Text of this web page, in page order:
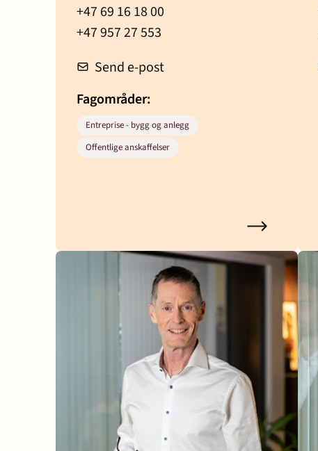
+47 69 16 18 00
+47 957 27 553
Send e-post
Fagområder:
Entreprise - bygg og anlegg
Offentlige anskaffelser